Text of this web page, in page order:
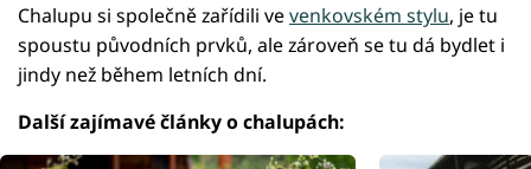
Chalupu si společně zařídili vevenkovském stylu, je tu
spoustu původních prvků, ale zároveň se tu dá bydlet i
jindy než během letních dní.
Další zajímavé články o chalupách: